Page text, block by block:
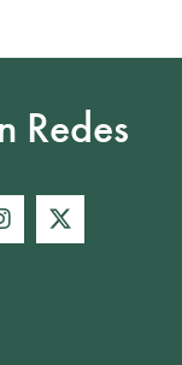
Redes